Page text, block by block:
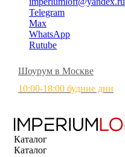
Telegram
Max
WhatsApp
Rutube
Шоурум в Москве
10:00-18:00 будние дни
Каталог
Каталог